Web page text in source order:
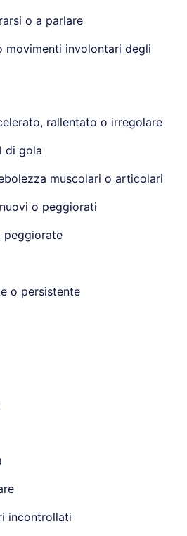
o a parlare
movimenti involontari degli
rallentato o irregolare
di gola
muscolari o articolari
o peggiorati
peggiorate
o persistente
incontrollati